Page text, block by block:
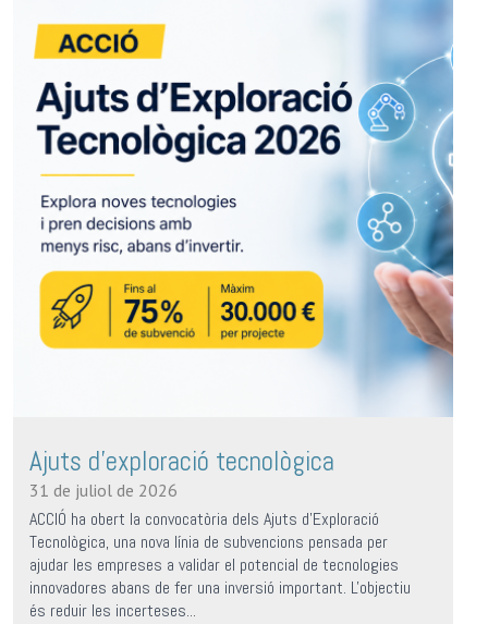
Ajuts d’exploració tecnològica
31 de juliol de 2026
ACCIÓ ha obert la convocatòria dels Ajuts d'Exploració
Tecnològica, una nova línia de subvencions pensada per
ajudar les empreses a validar el potencial de tecnologies
innovadores abans de fer una inversió important. L'objectiu
és reduir les incerteses...